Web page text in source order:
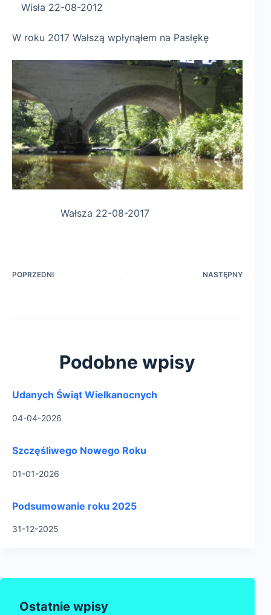
Wisła 22-08-2012
W roku 2017 Wałszą wpłynąłem na Pasłękę
Wałsza 22-08-2017
POPRZEDNI NASTĘPNY
Podobne wpisy
Udanych Świąt Wielkanocnych
04-04-2026
Szczęśliwego Nowego Roku
01-01-2026
Podsumowanie roku 2025
31-12-2025
Ostatnie wpisy